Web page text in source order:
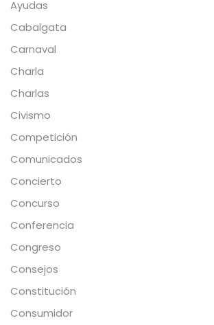
Ayudas
Cabalgata
Carnaval
Charla
Charlas
Civismo
Competición
Comunicados
Concierto
Concurso
Conferencia
Congreso
Consejos
Constitución
Consumidor